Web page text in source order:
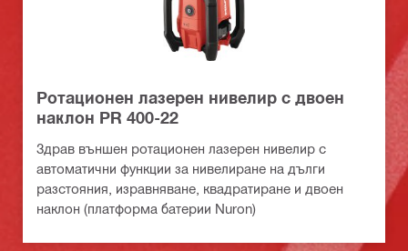
Ротационен лазерен нивелир с двоен
наклон PR 400-22
Здрав външен ротационен лазерен нивелир с
автоматични функции за нивелиране на дълги
разстояния, изравняване, квадратиране и двоен
наклон (платформа батерии Nuron)